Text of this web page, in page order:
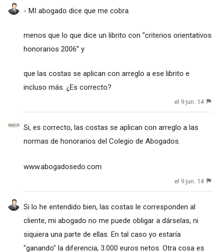
- MI abogado dice que me cobra
menos que lo que dice un librito con “criterios orientativos
honorarios 2006” y
que las costas se aplican con arreglo a ese librito e
incluso más. ¿Es correcto?
el 9 jun. 14
Si, es correcto, las costas se aplican con arreglo a las
normas de honorarios del Colegio de Abogados.
www.abogadosedo.com
el 9 jun. 14
Si lo he entendido bien, las costas le corresponden al
cliente, mi abogado no me puede obligar a dárselas, ni
siquiera una parte de ellas. En tal caso yo estaría
"ganando" la diferencia, 3.000 euros netos. Otra cosa es